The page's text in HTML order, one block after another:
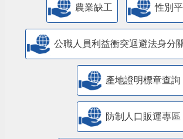
農業缺工 性別
公職人員利益衝突迴避法身分
產地證明標章查詢
防制人口販運專區